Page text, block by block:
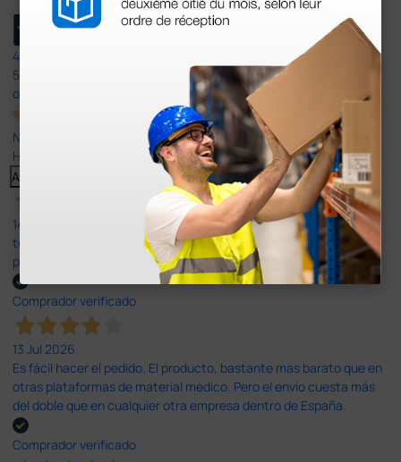
4,4
597
opiniones
Nuestras reseñas de 4 y 5 estrellas.
Haga clic aquí para leerlos todos >
Anterior
14 Jul 2026
todo correcto. podria señalar que un poco caro los portes y el
plazo de entrega se alarga.
Comprador verificado
13 Jul 2026
Es fácil hacer el pedido. El producto, bastante mas barato que en
otras plataformas de material médico. Pero el envío cuesta más
del doble que en cualquier otra empresa dentro de España.
Comprador verificado